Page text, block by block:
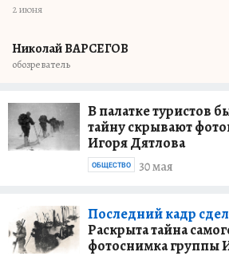
2 июня
Николай ВАРСЕГОВ
обозреватель
В палатке туристов
тайну скрывают
Игоря Дятлова
30 мая
ОБЩЕСТВО
Последний кадр
Раскрыта тайна
фотоснимка группы